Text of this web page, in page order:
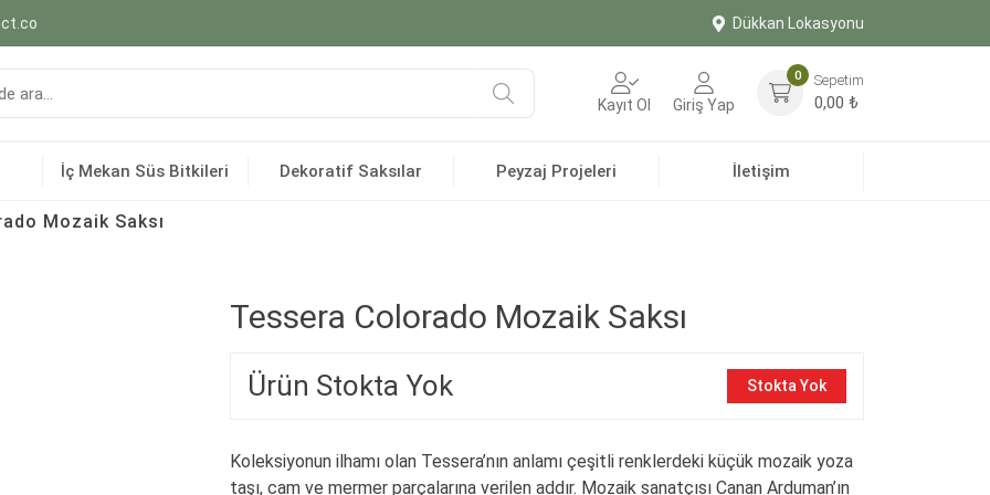
Dükkan Lokasyonu
Ara Kayıt Ol Giriş Yap
0 Sepetim
0,00 ₺
İç Mekan Süs Bitkileri Dekoratif Saksılar Peyzaj Projeleri İletişim
Mozaik Saksı
Tessera Colorado Mozaik Saksı
Ürün Stokta Yok Stokta Yok
Koleksiyonun ilhamı olan Tessera’nın anlamı çeşitli renklerdeki küçük mozaik yoza
taşı, cam ve mermer parçalarına verilen addır. Mozaik sanatçısı Canan Arduman’ın